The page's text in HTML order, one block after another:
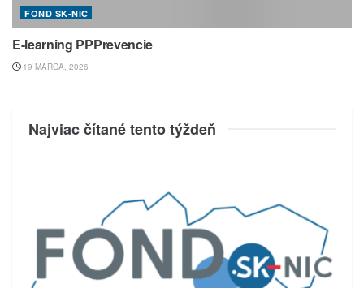
FOND SK-NIC
E-learning PPPrevencie
19 MARCA, 2026
Najviac čítané tento týždeň